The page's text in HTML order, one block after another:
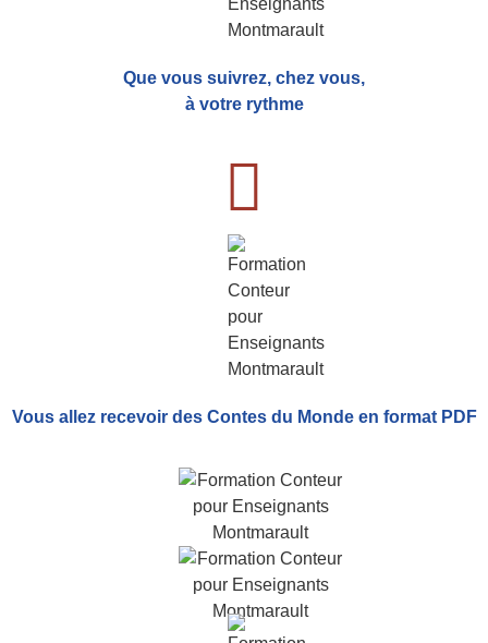
Que vous suivrez, chez vous,
à votre rythme
Vous allez recevoir des Contes du Monde en format PDF